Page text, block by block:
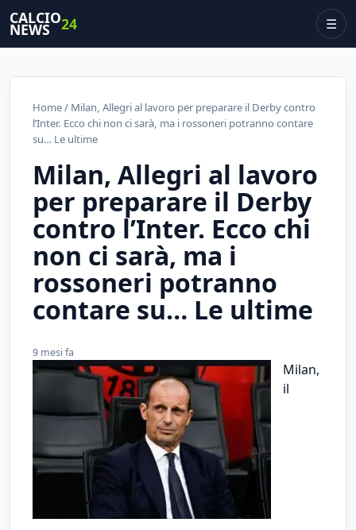
CALCIO
NEWS 24 ☰
Home/ Milan, Allegri al lavoro per preparare il Derby contro
l’Inter. Ecco chi non ci sarà, ma i rossoneri potranno contare
su… Le ultime
Milan, Allegri al lavoro
per preparare il Derby
contro l’Inter. Ecco chi
non ci sarà, ma i
rossoneri potranno
contare su… Le ultime
9 mesi fa
Milan,
il